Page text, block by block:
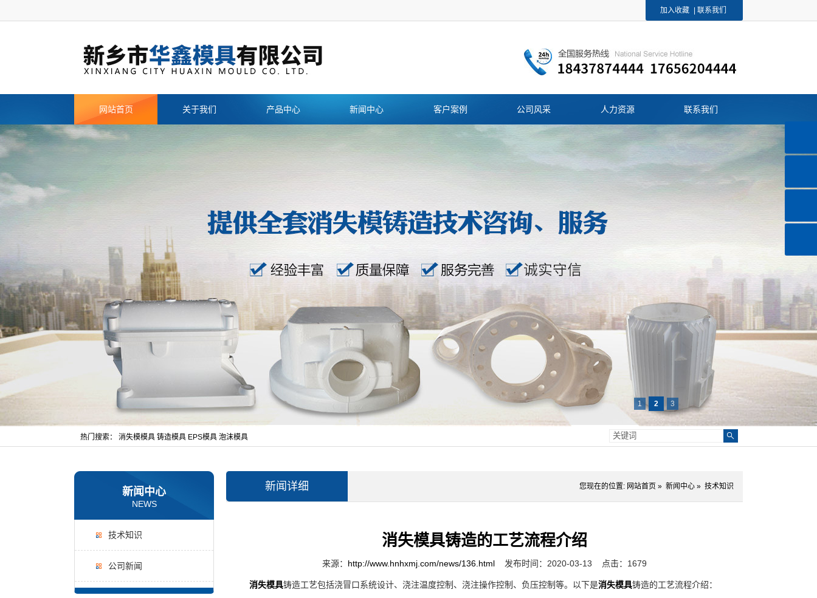
加入收藏 联系我们
网站首页 关于我们 产品中心 新闻中心 客户案例 公司风采 人力资源 联系我们
1 2 3
热门搜索： 消失模模具 铸造模具 EPS模具 泡沫模具
新闻中心
NEWS
技术知识
公司新闻
您现在的位置: 网站首页 » 新闻中心 » 技术知识
新闻详细
消失模具铸造的工艺流程介绍
来源： http://www.hnhxmj.com/news/136.html 发布时间：2020-03-13 点击：1679
消失模具铸造工艺包括浇冒口系统设计、浇注温度控制、浇注操作控制、负压控制等。以下是消失模具铸造的工艺流程介绍：